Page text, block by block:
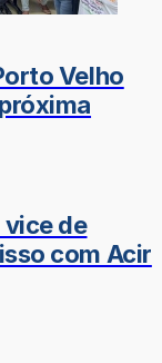
Velho
vice de
com Acir